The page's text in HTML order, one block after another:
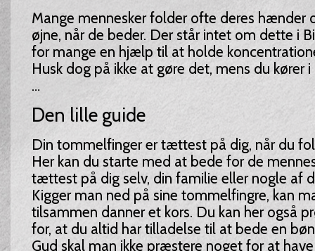
Mange mennesker folder ofte deres hænder
øjne, når de beder. Der står intet om dette i
for mange en hjælp til at holde
Husk dog på ikke at gøre det, mens du kører
…
Den lille guide
Din tommelfinger er tættest på dig, når du
Her kan du starte med at bede for de
tættest på dig selv, din familie eller nogle af
Kigger man ned på sine tommelfingre, kan
tilsammen danner et kors. Du kan her også
for, at du altid har tilladelse til at bede en
Gud skal man ikke præstere noget for at